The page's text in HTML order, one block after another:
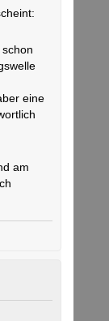
eine
am